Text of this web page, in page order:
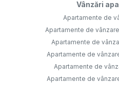
Vânzări
Apartamente de
Apartamente de
Apartamente de
Apartamente de
Apartamente de
Apartamente de